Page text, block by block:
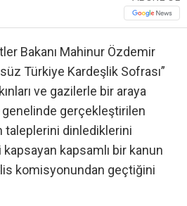
Bakanı Mahinur Özdemir
Türkiye Kardeşlik Sofrası”
ve gazilerle bir araya
genelinde gerçekleştirilen
taleplerini dinlediklerini
kapsamlı bir kanun
komisyonundan geçtiğini